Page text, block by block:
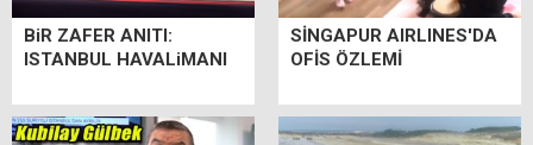
BiR ZAFER ANITI:
ISTANBUL HAVALiMANI
SİNGAPUR AIRLINES'DA
OFİS ÖZLEMİ